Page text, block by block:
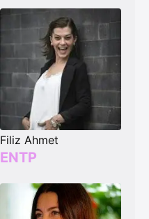
Filiz Ahmet
ENTP